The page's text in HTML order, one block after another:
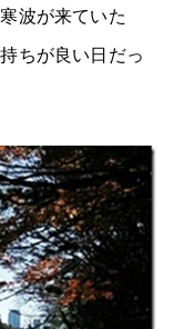
波が来ていた
ちが良い日だっ